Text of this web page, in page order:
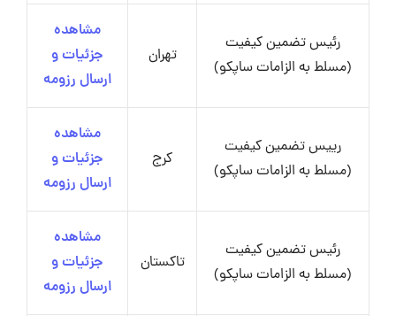
رئیس تضمین کیفیت
(مسلط به الزامات ساپکو)
قدس
مشاهده
جزئیات و
ارسال رزومه
رئیس تضمین کیفیت
(مسلط به الزامات ساپکو)
تهران
مشاهده
جزئیات و
ارسال رزومه
رییس تضمین کیفیت
(مسلط به الزامات ساپکو)
کرج
مشاهده
جزئیات و
ارسال رزومه